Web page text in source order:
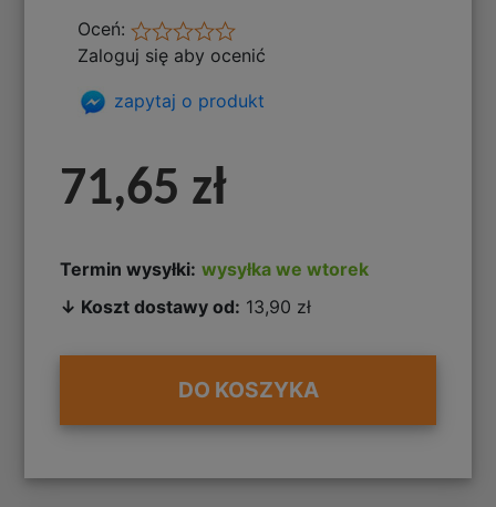
Oceń:
Zaloguj się aby ocenić
zapytaj o produkt
71,65 zł
Termin wysyłki: wysyłka we wtorek
↓ Koszt dostawy od: 13,90 zł
DO KOSZYKA